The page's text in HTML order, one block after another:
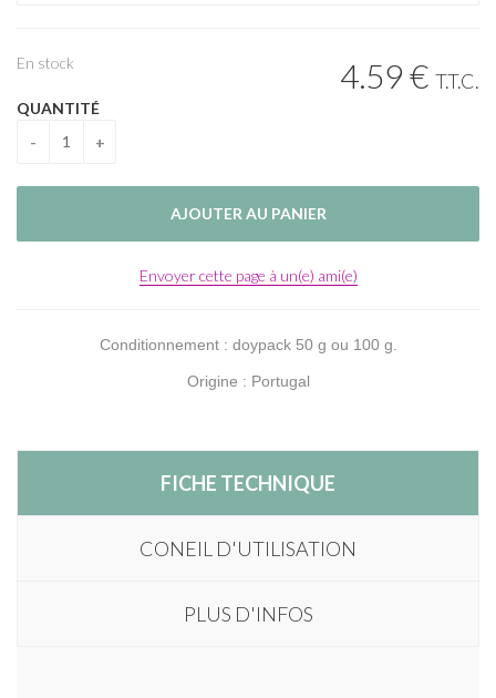
4.59€ T.T.C.
En stock
QUANTITÉ
Envoyer cette page à un(e) ami(e)
Conditionnement : doypack 50 g ou 100 g.
Origine : Portugal
FICHE TECHNIQUE
CONEIL D'UTILISATION
PLUS D'INFOS